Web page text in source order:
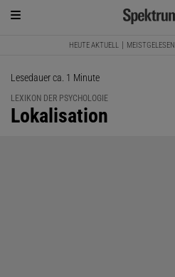
HEUTE AKTUELL MEISTGELESEN
Lesedauer ca. 1 Minute
LEXIKON DER PSYCHOLOGIE
:
Lokalisation